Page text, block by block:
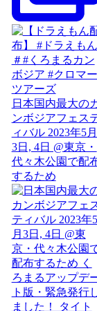
日本国内最大の
ンボジアフェス
ィバル 2023年5月
3日, 4日 @東京・
代々木公園で配
するため